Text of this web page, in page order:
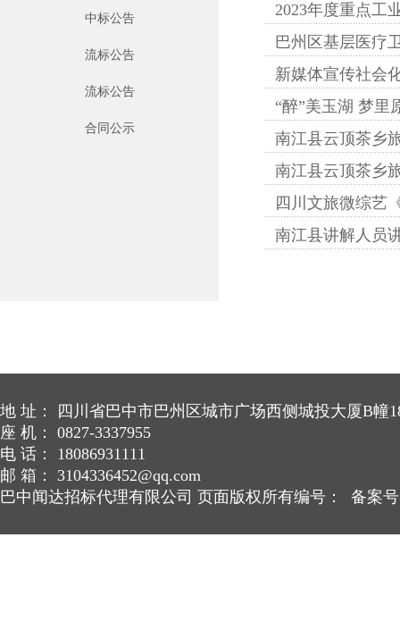
中标公告
流标公告
流标公告
合同公示
2023年度重点工
巴州区基层医疗
新媒体宣传社会
“醉”美玉湖 梦里
南江县云顶茶乡
南江县云顶茶乡
四川文旅微综艺
南江县讲解人员
地 址： 四川省巴中市巴州区城市广场西侧城投大厦B幢
座 机： 0827-3337955
电 话： 18086931111
邮 箱： 3104336452@qq.com
巴中闻达招标代理有限公司 页面版权所有编号： 备案